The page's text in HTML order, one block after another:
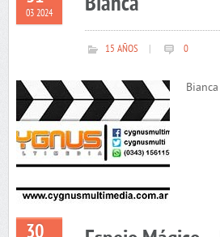
03 2024
15 AÑOS 0